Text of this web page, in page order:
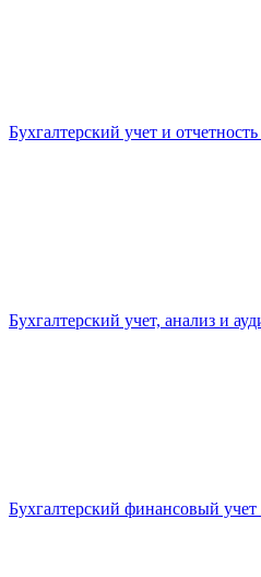
Бухгалтерский учет и
Бухгалтерский учет, анализ и
Бухгалтерский финансовый учет